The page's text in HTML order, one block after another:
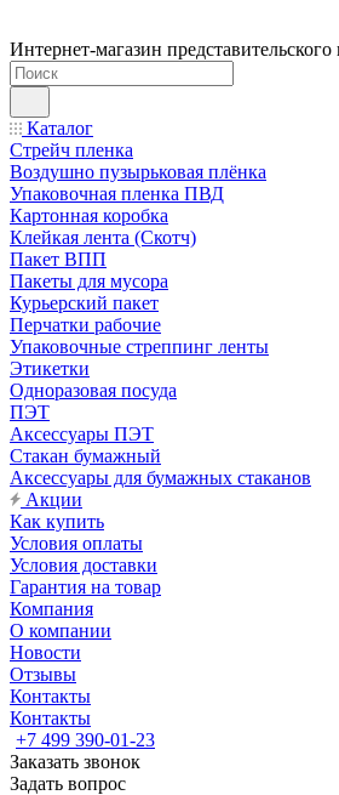
Интернет-магазин представительского
Каталог
Стрейч пленка
Воздушно пузырьковая плёнка
Упаковочная пленка ПВД
Картонная коробка
Клейкая лента (Скотч)
Пакет ВПП
Пакеты для мусора
Курьерский пакет
Перчатки рабочие
Упаковочные стреппинг ленты
Этикетки
Одноразовая посуда
ПЭТ
Аксессуары ПЭТ
Стакан бумажный
Аксессуары для бумажных стаканов
Акции
Как купить
Условия оплаты
Условия доставки
Гарантия на товар
Компания
О компании
Новости
Отзывы
Контакты
Контакты
+7 499 390-01-23
Заказать звонок
Задать вопрос